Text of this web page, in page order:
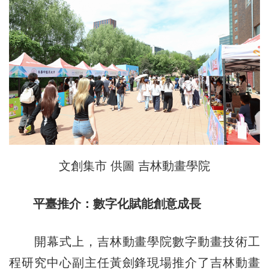
文創集市 供圖 吉林動畫學院
平臺推介：數字化賦能創意成長
開幕式上，吉林動畫學院數字動畫技術工
程研究中心副主任黃劍鋒現場推介了吉林動畫